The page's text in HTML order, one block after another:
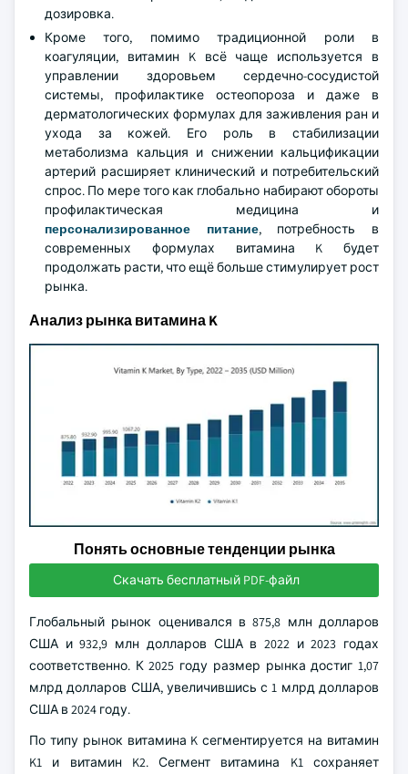
дозировка.
Кроме того, помимо традиционной роли в
коагуляции, витамин K всё чаще используется в
управлении здоровьем сердечно-сосудистой
системы, профилактике остеопороза и даже в
дерматологических формулах для заживления ран и
ухода за кожей. Его роль в стабилизации
метаболизма кальция и снижении кальцификации
артерий расширяет клинический и потребительский
спрос. По мере того как глобально набирают обороты
профилактическая медицина и
персонализированное питание, потребность в
современных формулах витамина K будет
продолжать расти, что ещё больше стимулирует рост
рынка.
Анализ рынка витамина K
Понять основные тенденции рынка
Скачать бесплатный PDF-файл
Глобальный рынок оценивался в 875,8 млн долларов
США и 932,9 млн долларов США в 2022 и 2023 годах
соответственно. К 2025 году размер рынка достиг 1,07
млрд долларов США, увеличившись с 1 млрд долларов
США в 2024 году.
По типу рынок витамина K сегментируется на витамин
K1 и витамин K2. Сегмент витамина K1 сохраняет